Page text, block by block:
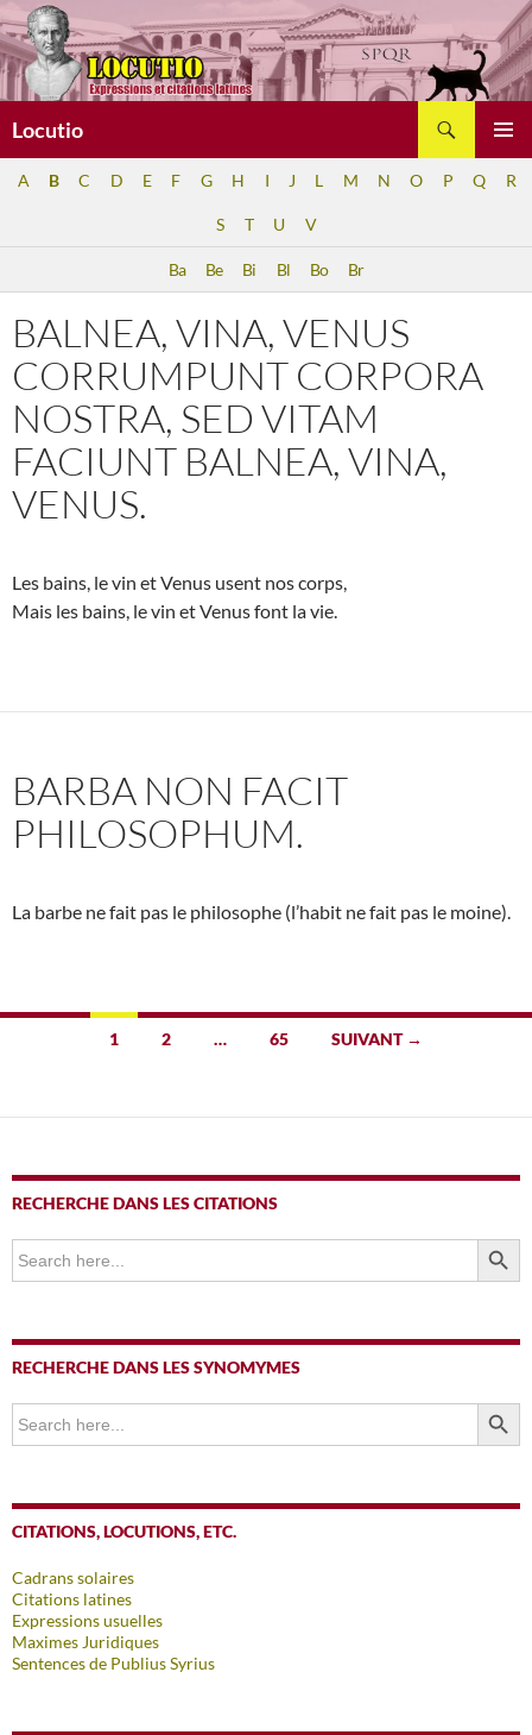
Aller
au
contenu
Locutio
A B C D E F G H I J L M N O P Q R
S T U V
Ba Be Bi Bl Bo Br
BALNEA, VINA, VENUS
CORRUMPUNT CORPORA
NOSTRA, SED VITAM
FACIUNT BALNEA, VINA,
VENUS.
Les bains, le vin et Venus usent nos corps,
Mais les bains, le vin et Venus font la vie.
BARBA NON FACIT
PHILOSOPHUM.
La barbe ne fait pas le philosophe (l’habit ne fait pas le moine).
Navigation
articles
1 2 … 65 SUIVANT →
RECHERCHE DANS LES CITATIONS
Search
for:
SEARCH
RECHERCHE DANS LES SYNOMYMES
Search
for:
SEARCH
CITATIONS, LOCUTIONS, ETC.
Cadrans solaires
Citations latines
Expressions usuelles
Maximes Juridiques
Sentences de Publius Syrius